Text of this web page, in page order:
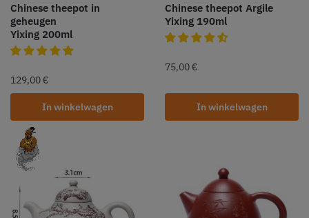
Chinese theepot in
geheugen
Yixing 200ml
129,00 €
In winkelwagen
Chinese theepot Argile
Yixing 190ml
75,00 €
In winkelwagen